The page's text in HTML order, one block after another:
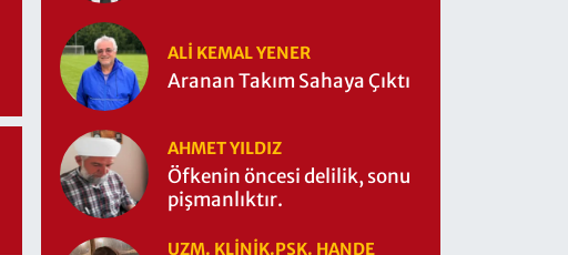
ALI KEMAL YENER
Aranan Takım Sahaya Çıktı
AHMET YILDIZ
Öfkenin öncesi delilik, sonu
pişmanlıktır.
UZM. KLINIK.PSK. HANDE